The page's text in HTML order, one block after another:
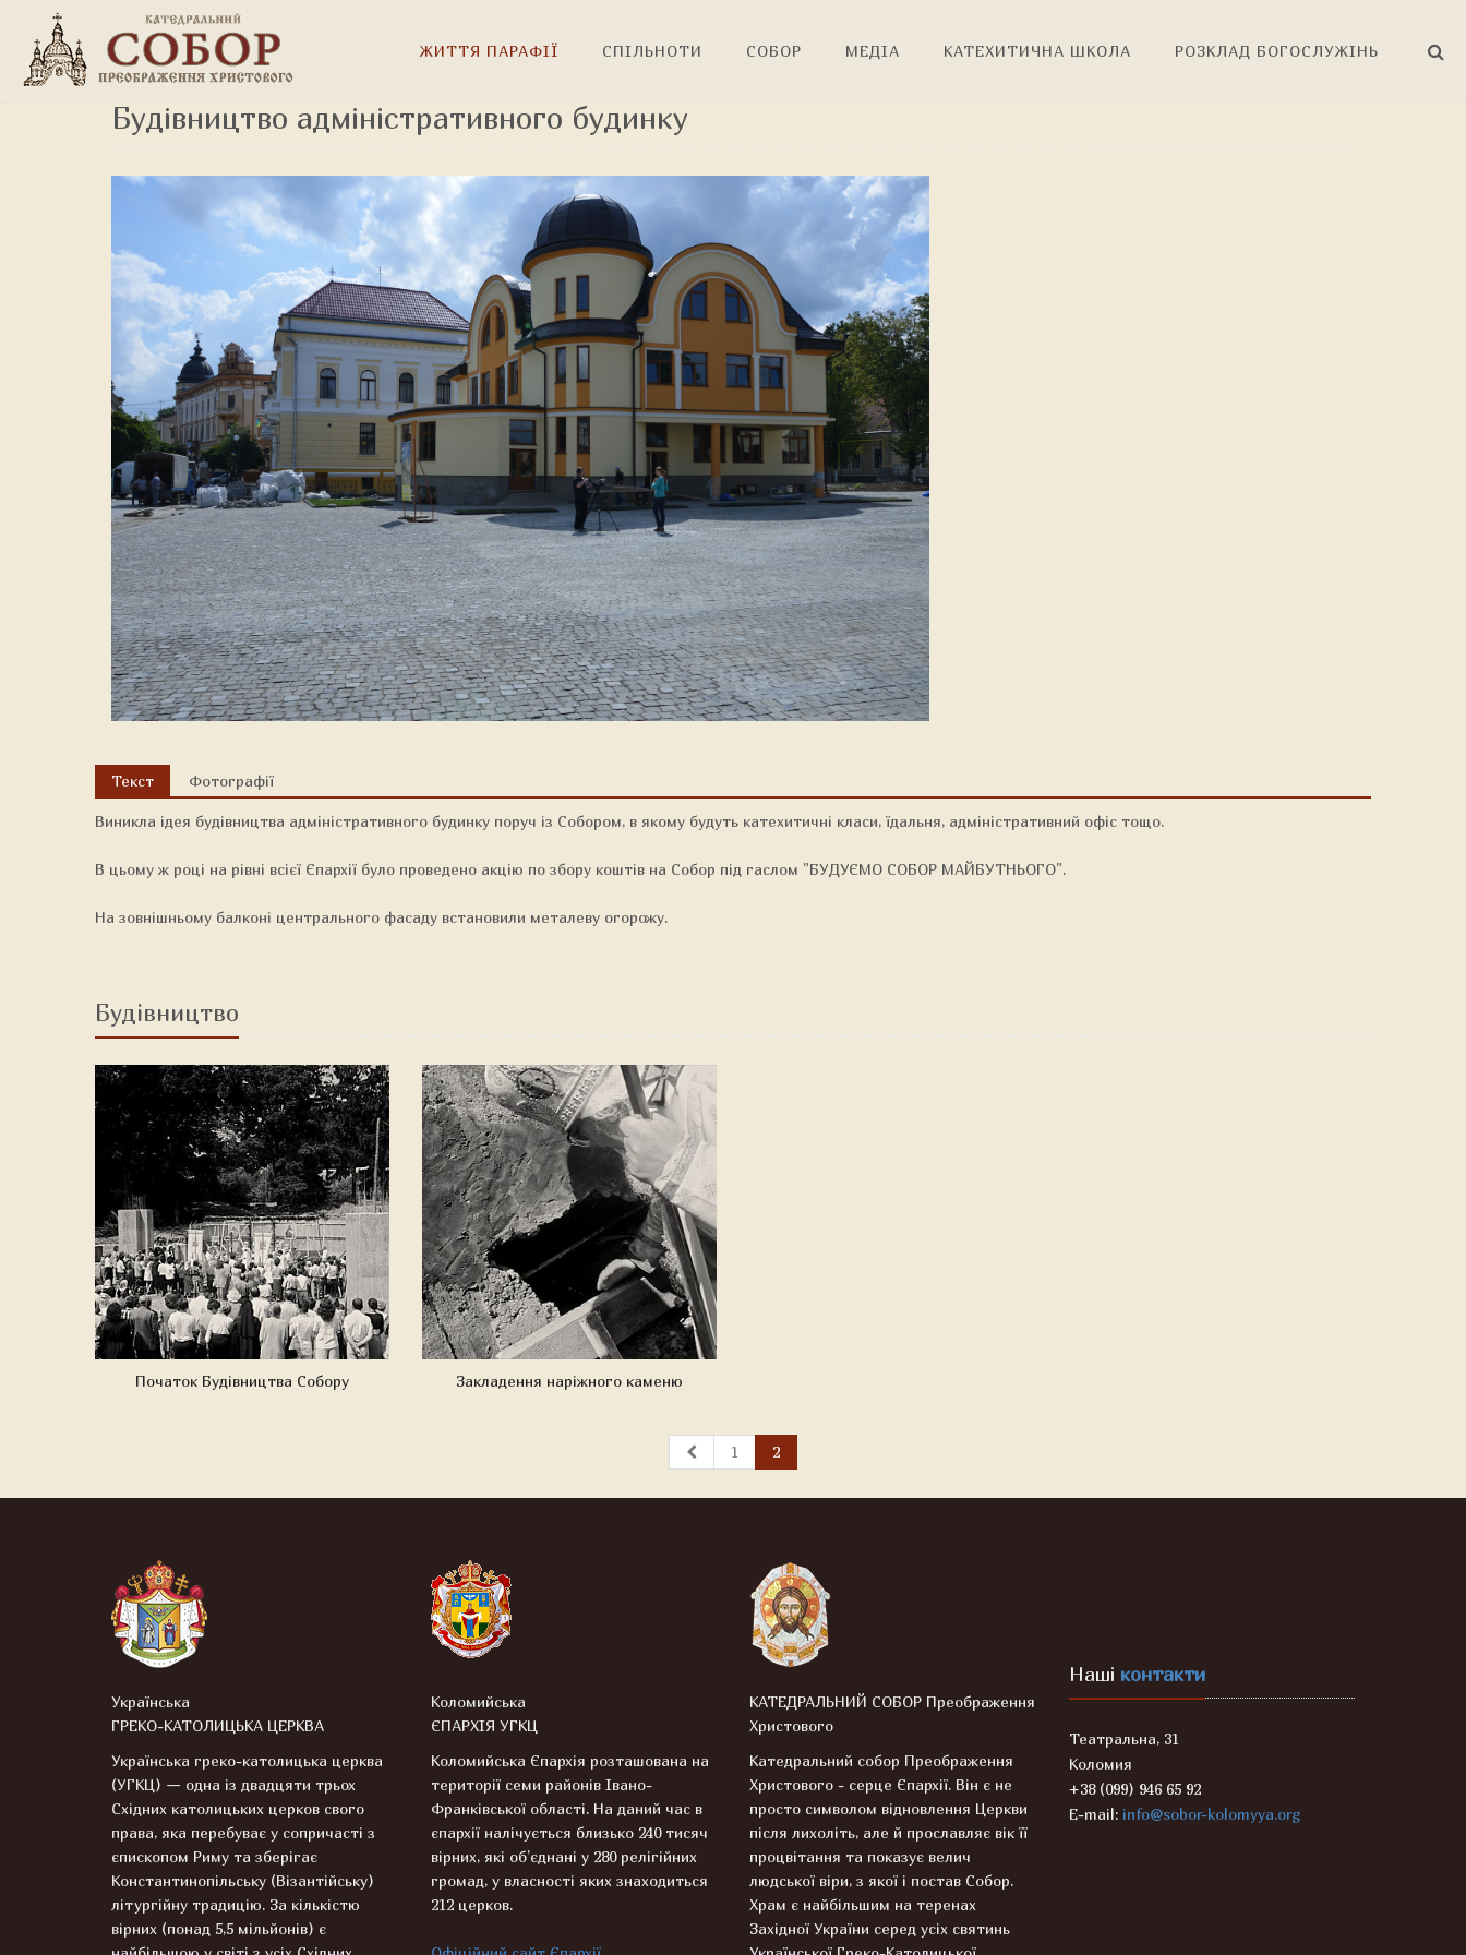
ЖИТТЯ ПАРАФІЇ СПІЛЬНОТИ СОБОР МЕДІА КАТЕХИТИЧНА ШКОЛА РОЗКЛАД БОГОСЛУЖІНЬ
Будівництво адміністративного будинку
Текст Фотографії
Виникла ідея будівництва адміністративного будинку поруч із Собором, в якому будуть катехитичні класи, їдальня, адміністративний офіс тощо.
В цьому ж році на рівні всієї Єпархії було проведено акцію по збору коштів на Собор під гаслом "БУДУЄМО СОБОР МАЙБУТНЬОГО".
На зовнішньому балконі центрального фасаду встановили металеву огорожу.
Будівництво
Початок Будівництва Собору Закладення наріжного каменю
1 2
Українська
ГРЕКО-КАТОЛИЦЬКА ЦЕРКВА
Українська греко-католицька церква
(УГКЦ) — одна із двадцяти трьох
Східних католицьких церков свого
права, яка перебуває у сопричасті з
єпископом Риму та зберігає
Константинопільську (Візантійську)
літургійну традицію. За кількістю
вірних (понад 5,5 мільйонів) є
Коломийська
ЄПАРХІЯ УГКЦ
Коломийська Єпархія розташована на
території семи районів Івано-
Франківської області. На даний час в
єпархії налічується близько 240 тисяч
вірних, які об’єднані у 280 релігійних
громад, у власності яких знаходиться
212 церков.
КАТЕДРАЛЬНИЙ СОБОР Преображення
Христового
Катедральний собор Преображення
Христового - серце Єпархії. Він є не
просто символом відновлення Церкви
після лихоліть, але й прославляє вік її
процвітання та показує велич
людської віри, з якої і постав Собор.
Храм є найбільшим на теренах
Західної України серед усіх святинь
Наші контакти
Театральна, 31
Коломия
+38 (099) 946 65 92
E-mail: info@sobor-kolomyya.org